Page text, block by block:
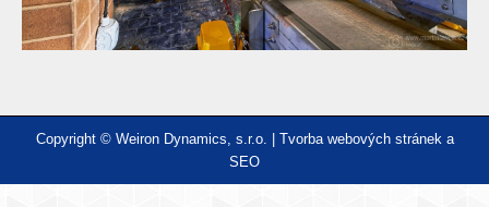
Copyright © Weiron Dynamics, s.r.o. | Tvorba webových stránek a
SEO